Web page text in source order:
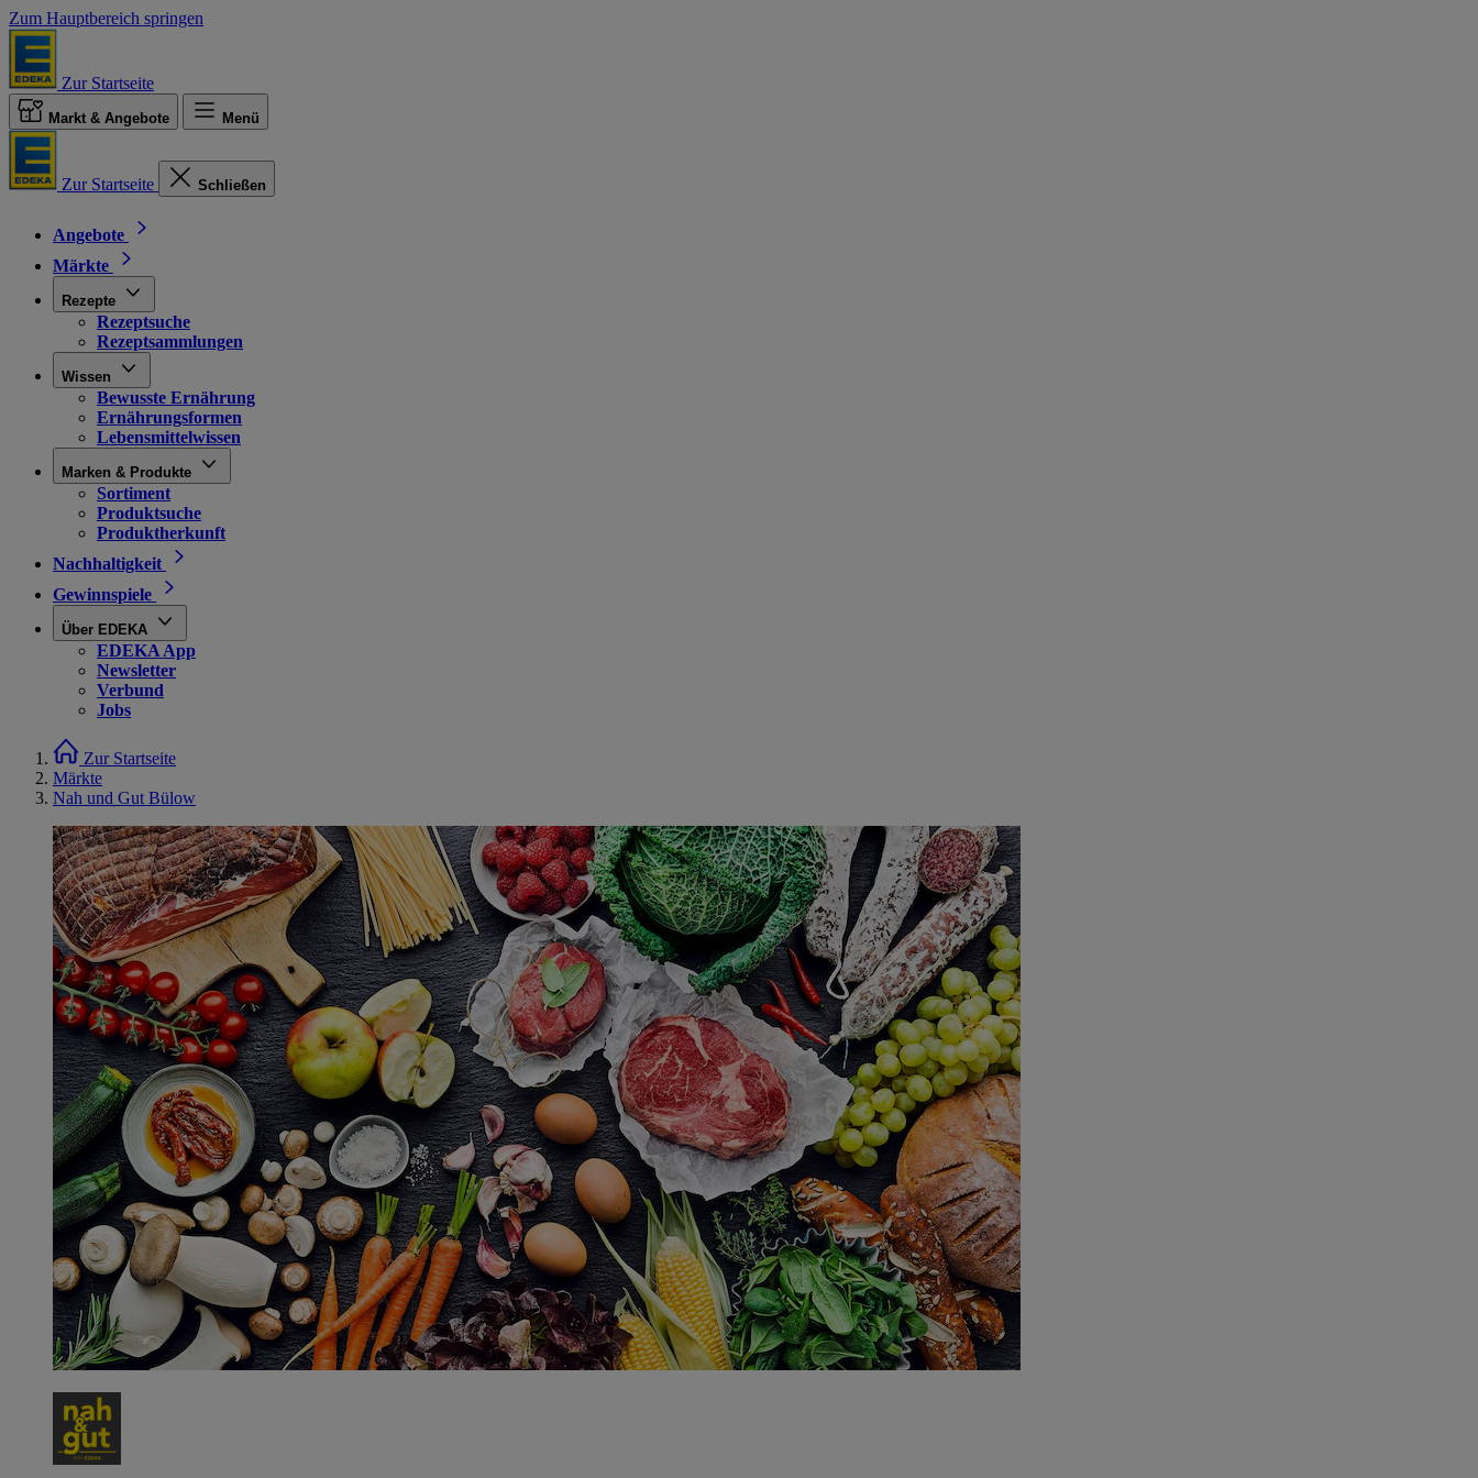
Zum Hauptbereich springen
Zur Startseite
Markt & Angebote Menü
Zur Startseite Schließen
Angebote
Märkte
Rezepte
Rezeptsuche
Rezeptsammlungen
Wissen
Bewusste Ernährung
Ernährungsformen
Lebensmittelwissen
Marken & Produkte
Sortiment
Produktsuche
Produktherkunft
Nachhaltigkeit
Gewinnspiele
Über EDEKA
EDEKA App
Newsletter
Verbund
Jobs
Zur Startseite
Märkte
Nah und Gut Bülow